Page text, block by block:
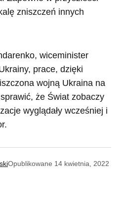
zniszczeń innych
wiceminister
prace, dzięki
wojną Ukraina na
że Świat zobaczy
wyglądały wcześniej i
Opublikowane 14 kwietnia, 2022